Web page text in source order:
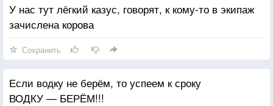
У нас тут лёгкий казус, говорят, к кому-то в экипаж
зачислена корова
Сохранить
Если водку не берём, то успеем к сроку
ВОДКУ — БЕРЁМ!!!